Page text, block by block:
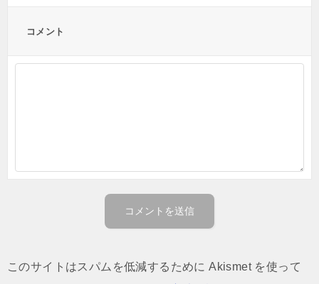
コメント
このサイトはスパムを低減するために Akismet を使って